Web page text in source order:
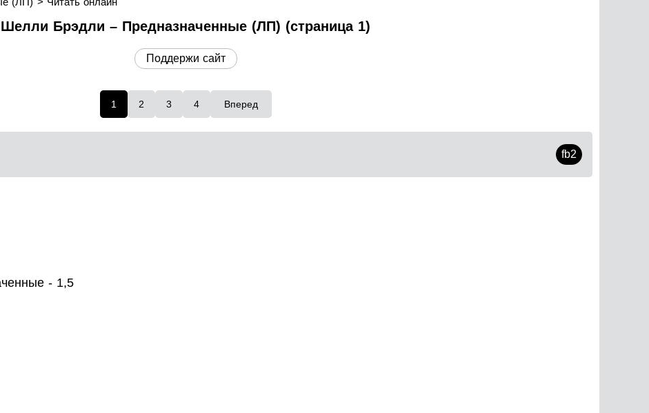
Шелли Брэдли – Предназначенные (ЛП) (страница 1)
Поддержи сайт
1 2 3 4 Вперед
fb2
- 1,5